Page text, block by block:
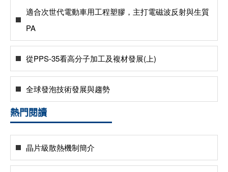
適合次世代電動車用工程塑膠，主打電磁波反射與生質
PA
從PPS-35看高分子加工及複材發展(上)
全球發泡技術發展與趨勢
熱門閱讀
晶片級散熱機制簡介